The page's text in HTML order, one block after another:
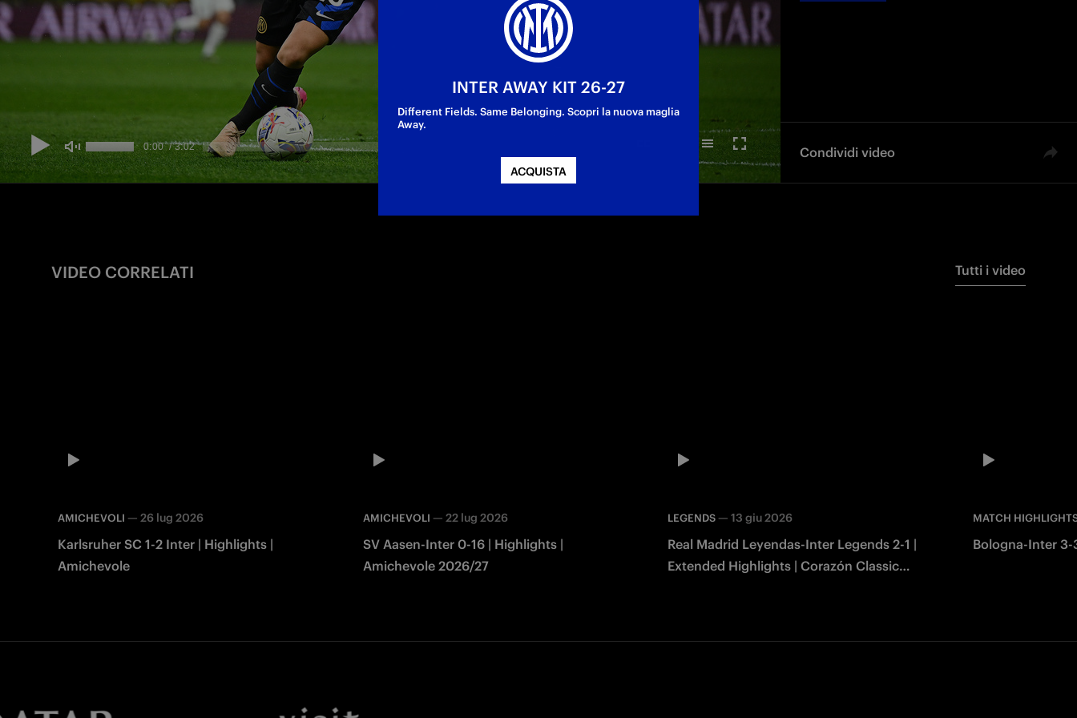
Condividi video
VIDEO CORRELATI Tutti i video
AMICHEVOLI — 26 lug 2026
Karlsruher SC 1-2 Inter | Highlights |
Amichevole
AMICHEVOLI — 22 lug 2026
SV Aasen-Inter 0-16 | Highlights |
Amichevole 2026/27
LEGENDS —13 giu 2026
Real Madrid Leyendas-Inter Legends 2-1 |
Extended Highlights | Corazón Classic
MATCH
Bologna-Inter 3-
INTER AWAY KIT 26-27
Different Fields. Same Belonging. Scopri la nuova maglia
Away.
ACQUISTA